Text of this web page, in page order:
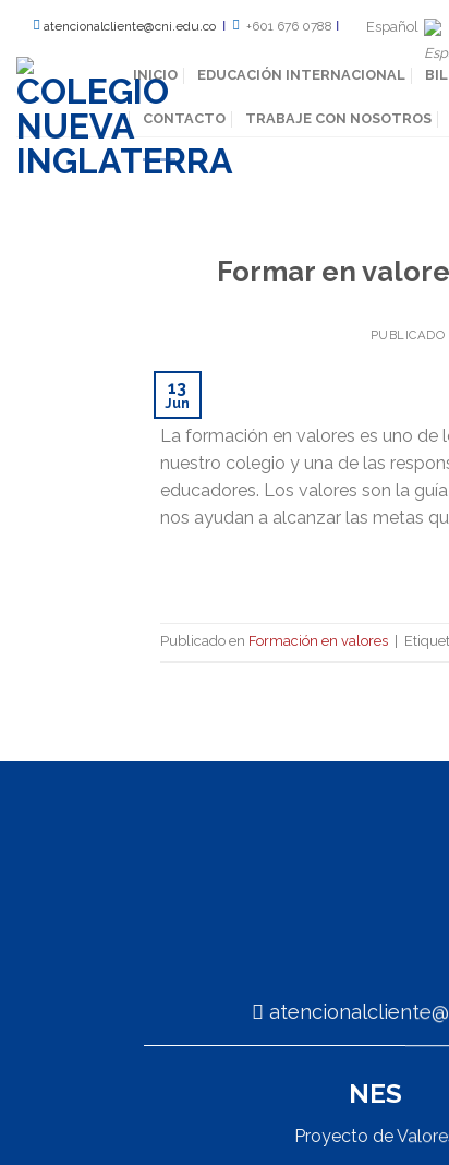
atencionalcliente@cni.edu.co +601 676 0788 Español
INICIO EDUCACIÓN INTERNACIONAL
CONTACTO TRABAJE CON NOSOTROS
Formar en
PUBLICADO
13
Jun
La formación en valores es uno
nuestro colegio y una de las
educadores. Los valores son la
nos ayudan a alcanzar las metas
Publicado en Formación en valores
NES
Proyecto de